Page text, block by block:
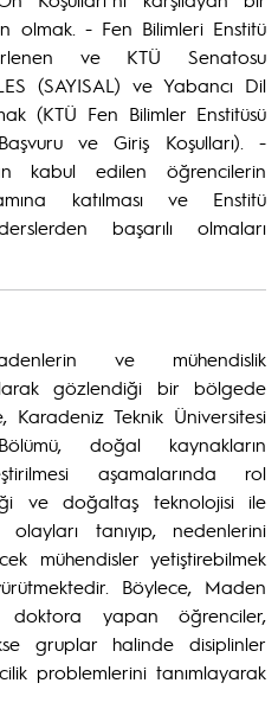
olmak. - Fen Bilimleri Enstitü
ve KTÜ Senatosu
(SAYISAL) ve Yabancı Dil
(KTÜ Fen Bilimler Enstitüsü
ve Giriş Koşulları). -
kabul edilen öğrencilerin
katılması ve Enstitü
başarılı olmaları
ve mühendislik
gözlendiği bir bölgede
Karadeniz Teknik Üniversitesi
doğal kaynakların
aşamalarında rol
ve doğaltaş teknolojisi ile
tanıyıp, nedenlerini
mühendisler yetiştirebilmek
Böylece, Maden
doktora yapan öğrenciler,
gruplar halinde disiplinler
problemlerini tanımlayarak